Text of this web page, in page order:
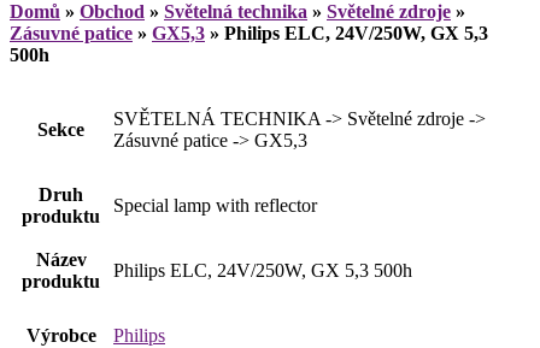
Domů » Obchod » Světelná technika » Světelné zdroje »
Zásuvné patice » GX5,3 » Philips ELC, 24V/250W, GX 5,3
500h
Sekce
SVĚTELNÁ TECHNIKA -> Světelné zdroje ->
Zásuvné patice -> GX5,3
Druh
produktu
Special lamp with reflector
Název
produktu
Philips ELC, 24V/250W, GX 5,3 500h
Výrobce Philips